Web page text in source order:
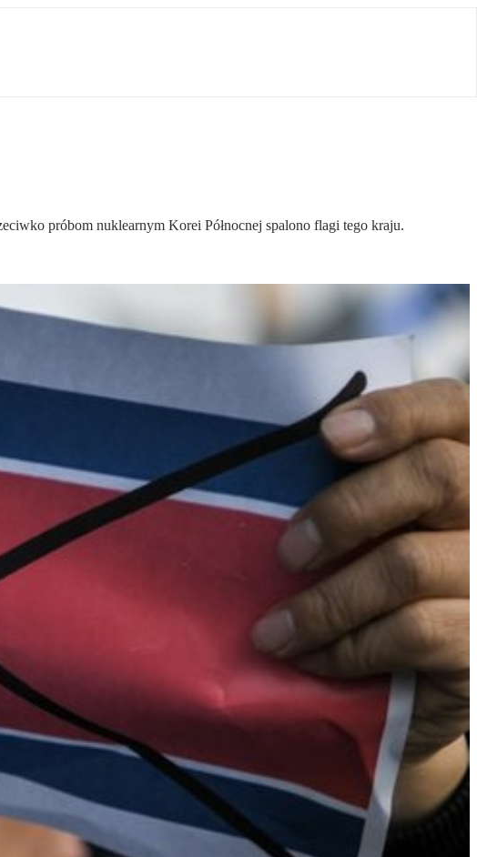
próbom nuklearnym Korei Północnej spalono flagi tego kraju.